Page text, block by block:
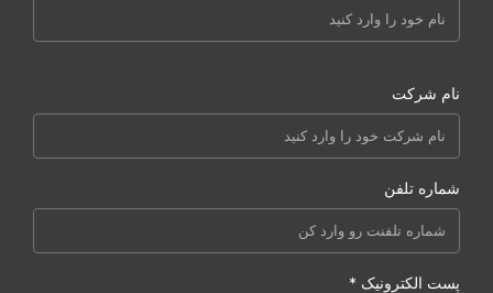
نام شرکت
شماره تلفن
پست الکترونیک *